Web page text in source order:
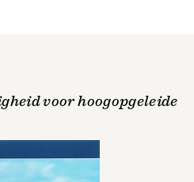
voor hoogopgeleide